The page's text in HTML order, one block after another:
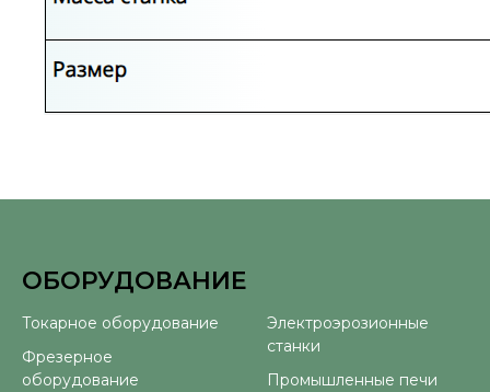
ОБОРУДОВАНИЕ
Токарное оборудование
Фрезерное
оборудование
Электроэрозионные
станки
Промышленные печи